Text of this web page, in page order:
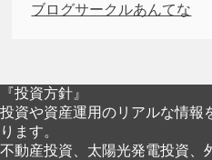
ブログサークルあんてな
『投資方針』
投資や資産運用のリアルな情報
ります。
不動産投資、太陽光発電投資、